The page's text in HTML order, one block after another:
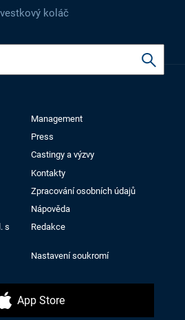
koláč
Management
Press
Castingy a výzvy
Kontakty
Zpracování osobních údajů
Nápověda
s
Redakce
Nastavení soukromí
App Store